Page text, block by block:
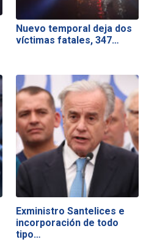
Nuevo temporal deja dos
víctimas fatales, 347…
Exministro Santelices e
incorporación de todo
tipo…